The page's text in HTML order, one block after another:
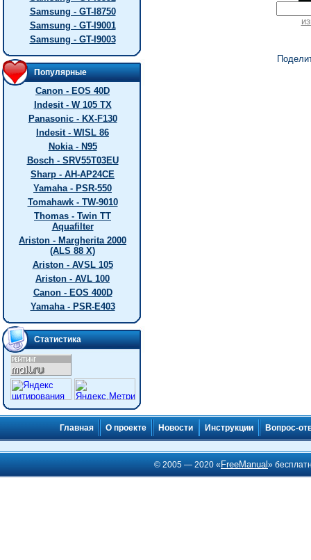
Samsung - GT-I8750
Samsung - GT-I9001
Samsung - GT-I9003
Популярные
Canon - EOS 40D
Indesit - W 105 TX
Panasonic - KX-F130
Indesit - WISL 86
Nokia - N95
Bosch - SRV55T03EU
Sharp - AH-AP24CE
Yamaha - PSR-550
Tomahawk - TW-9010
Thomas - Twin TT
Aquafilter
Ariston - Margherita 2000
(ALS 88 X)
Ariston - AVSL 105
Ariston - AVL 100
Canon - EOS 400D
Yamaha - PSR-E403
Статистика
Главная О проекте Новости Инструкции Вопрос-
© 2005 — 2020 « FreeManual»